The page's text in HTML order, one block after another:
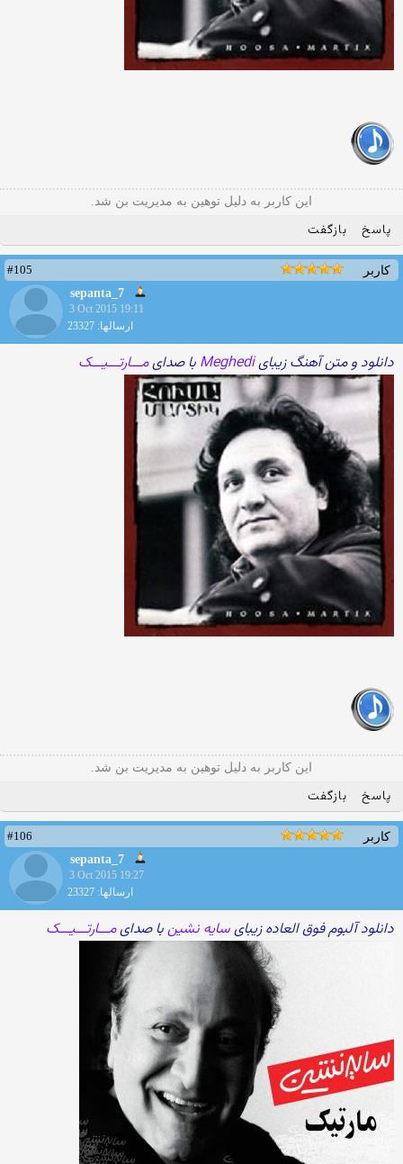
این کاربر به دلیل توهین به مدیریت بن شد.
پاسخ بازگفت
کاربر
#105
sepanta_7
3 Oct 2015 19:11
ارسالها: 23327
دانلود و متن آهنگ زیبایMeghedi با صدایمـــارتـــیـــک
این کاربر به دلیل توهین به مدیریت بن شد.
پاسخ بازگفت
کاربر
#106
sepanta_7
3 Oct 2015 19:27
ارسالها: 23327
دانلود آلبوم فوق العاده زیبایسایه نشینبا صدایمـــارتـــیـــک